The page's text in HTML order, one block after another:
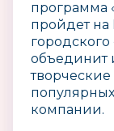
программа
пройдет
объединит
компании.